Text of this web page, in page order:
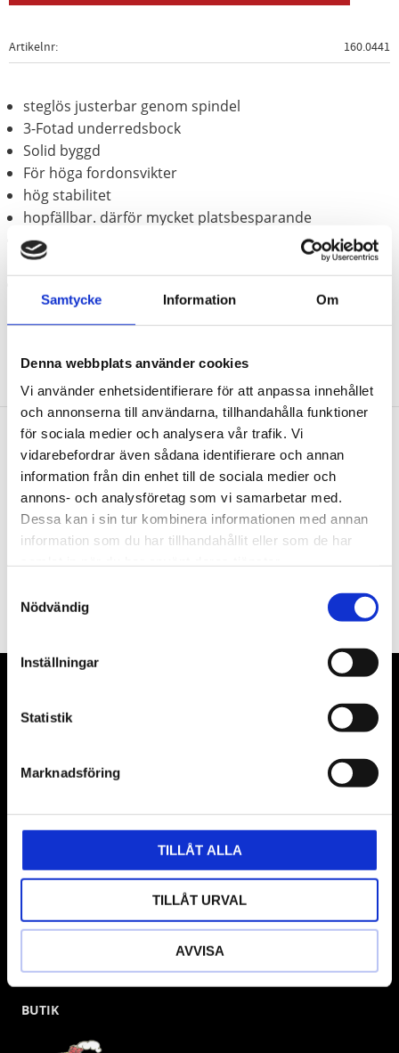
Samtycke Information Om
Denna webbplats använder cookies
Vi använder enhetsidentifierare för att anpassa innehållet
och annonserna till användarna, tillhandahålla funktioner
för sociala medier och analysera vår trafik. Vi
vidarebefordrar även sådana identifierare och annan
information från din enhet till de sociala medier och
annons- och analysföretag som vi samarbetar med.
Dessa kan i sin tur kombinera informationen med annan
information som du har tillhandahållit eller som de har
Nödvändig
Inställningar
Statistik
Marknadsföring
TILLÅT ALLA
TILLÅT URVAL
AVVISA
Artikelnr 160.0441
steglös justerbar genom spindel
3-Fotad underredsbock
Solid byggd
För höga fordonsvikter
hög stabilitet
hopfällbar. därför mycket platsbesparande
Särskild väl lämpad i kombination med domkraft för
säkrandet och support av last
Nyhetsbrev
PRENUMERERA
Dina personuppgifter behandlas i enlighet med vår integritetspolicy.
Våra främsta leverantörer är KS Tools verktyg, ATH billyftar
& däckmaskiner och Master luftmaskiner. Kontakta oss
gärna om vad som helst då vi gör vårt yttersta för att hjälpa
BUTIK